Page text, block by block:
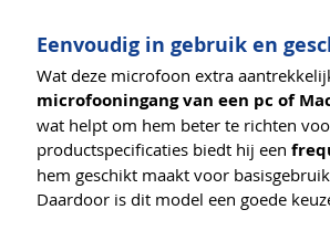
Eenvoudig in gebruik en
Wat deze microfoon extra
microfooningang van een pc of
wat helpt om hem beter te richten
productspecificaties biedt hij een
hem geschikt maakt voor
Daardoor is dit model een goede